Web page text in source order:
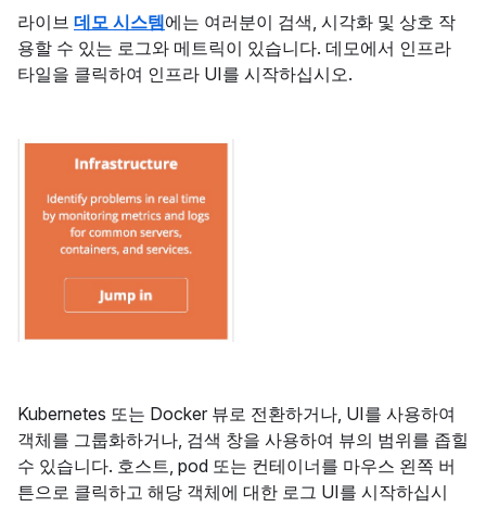
라이브 데모 시스템에는 여러분이 검색, 시각화 및 상호 작
용할 수 있는 로그와 메트릭이 있습니다. 데모에서 인프라
타일을 클릭하여 인프라 UI를 시작하십시오.
Kubernetes 또는 Docker 뷰로 전환하거나, UI를 사용하여
객체를 그룹화하거나, 검색 창을 사용하여 뷰의 범위를 좁힐
수 있습니다. 호스트, pod 또는 컨테이너를 마우스 왼쪽 버
튼으로 클릭하고 해당 객체에 대한 로그 UI를 시작하십시